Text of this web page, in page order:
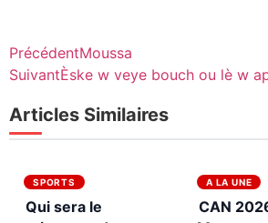
PrécédentMoussa
SuivantÈske w veye bouch ou lè w
Articles Similaires
SPORTS
Qui sera le
A LA UNE
CAN